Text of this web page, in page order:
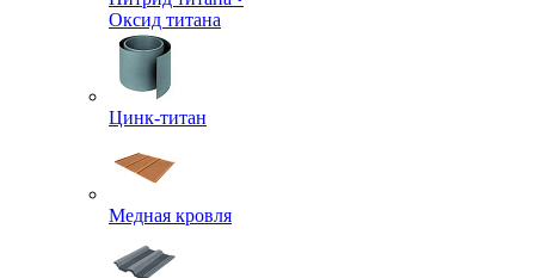
Оксид титана
Цинк-титан
Медная кровля